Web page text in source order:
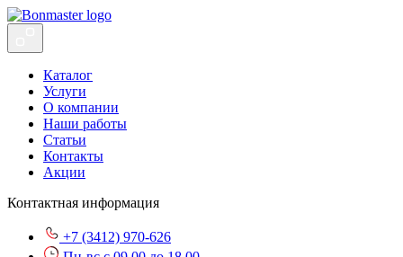
Каталог
Услуги
О компании
Наши работы
Статьи
Контакты
Акции
Контактная информация
+7 (3412) 970-626